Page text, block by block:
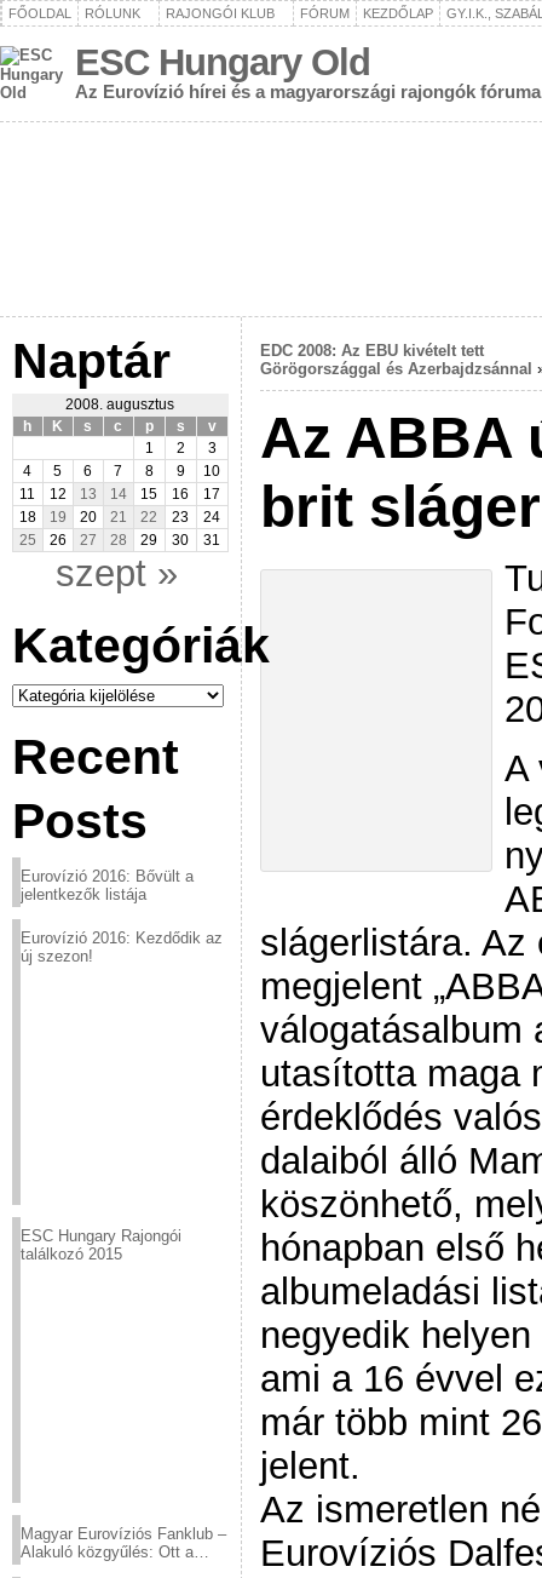
FŐOLDAL RÓLUNK RAJONGÓI KLUB FÓRUM KEZDŐLAP GY.I.K.,
ESC Hungary Old
Az Eurovízió hírei és a magyarországi rajongók fóruma
Naptár
2008. augusztus
h
K s c p s
v
1
2
3
4
5 6 7 8 9
10
11
12 13 14 15 16
17
18
19 20 21 22 23
24
25
26 27 28 29 30 31
szept »
Kategóriák
Kategóriák
Recent
Posts
Eurovízió 2016: Bővült a
jelentkezők listája
Eurovízió 2016: Kezdődik az
új szezon!
ESC Hungary Rajongói
találkozó 2015
Magyar Eurovíziós Fanklub –
Alakuló közgyűlés: Ott a
EDC 2008: Az EBU kivételt tett
Görögországgal és Azerbajdzsánnal
Az ABBA
brit
A
slágerlistára. Az
megjelent
válogatásalbum
utasította maga
érdeklődés
dalaiból álló
köszönhető,
hónapban első
albumeladási
negyedik
ami a 16 évvel
már több mint
jelent.
Az ismeretlen
Eurovíziós